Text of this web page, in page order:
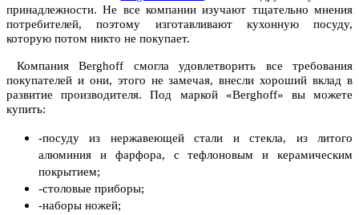
принадлежности. Не все компании изучают тщательно мнения
потребителей, поэтому изготавливают кухонную посуду,
которую потом никто не покупает.
Компания Berghoff смогла удовлетворить все требования
покупателей и они, этого не замечая, внесли хороший вклад в
развитие производителя. Под маркой «Berghoff» вы можете
купить:
-посуду из нержавеющей стали и стекла, из литого
алюминия и фарфора, с тефлоновым и керамическим
покрытием;
-столовые приборы;
-наборы ножей;